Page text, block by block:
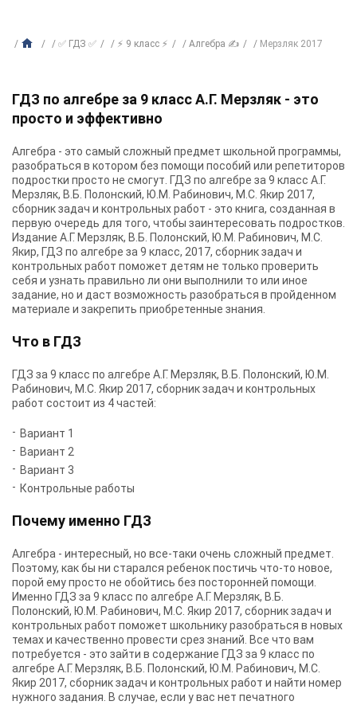
✅ ГДЗ ✅ ⚡ 9 класс ⚡ Алгебра ✍ Мерзляк 2017
ГДЗ по алгебре за 9 класс А.Г. Мерзляк - это
просто и эффективно
Алгебра - это самый сложный предмет школьной программы,
разобраться в котором без помощи пособий или репетиторов
подростки просто не смогут. ГДЗ по алгебре за 9 класс А.Г.
Мерзляк, В.Б. Полонский, Ю.М. Рабинович, М.С. Якир 2017,
сборник задач и контрольных работ - это книга, созданная в
первую очередь для того, чтобы заинтересовать подростков.
Издание А.Г. Мерзляк, В.Б. Полонский, Ю.М. Рабинович, М.С.
Якир, ГДЗ по алгебре за 9 класс, 2017, сборник задач и
контрольных работ поможет детям не только проверить
себя и узнать правильно ли они выполнили то или иное
задание, но и даст возможность разобраться в пройденном
материале и закрепить приобретенные знания.
Что в ГДЗ
ГДЗ за 9 класс по алгебре А.Г. Мерзляк, В.Б. Полонский, Ю.М.
Рабинович, М.С. Якир 2017, сборник задач и контрольных
работ состоит из 4 частей:
Вариант 1
Вариант 2
Вариант 3
Контрольные работы
Почему именно ГДЗ
Алгебра - интересный, но все-таки очень сложный предмет.
Поэтому, как бы ни старался ребенок постичь что-то новое,
порой ему просто не обойтись без посторонней помощи.
Именно ГДЗ за 9 класс по алгебре А.Г. Мерзляк, В.Б.
Полонский, Ю.М. Рабинович, М.С. Якир 2017, сборник задач и
контрольных работ поможет школьнику разобраться в новых
темах и качественно провести срез знаний. Все что вам
потребуется - это зайти в содержание ГДЗ за 9 класс по
алгебре А.Г. Мерзляк, В.Б. Полонский, Ю.М. Рабинович, М.С.
Якир 2017, сборник задач и контрольных работ и найти номер
нужного задания. В случае, если у вас нет печатного